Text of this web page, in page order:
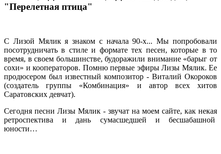
"Перелетная птица"
С Лизой Мялик я знаком с начала 90-х... Мы попробовали
посотрудничать в стиле и формате тех песен, которые в то
время, в своем большинстве, будоражили внимание «барыг от
сохи» и кооператоров. Помню первые эфиры Лизы Мялик. Ее
продюсером был известный композитор - Виталий Окороков
(создатель группы «Комбинация» и автор всех хитов
Саратовских девчат).
Сегодня песни Лизы Мялик - звучат на моем сайте, как некая
ретроспектива и дань сумасшедшей и бесшабашной
юности…